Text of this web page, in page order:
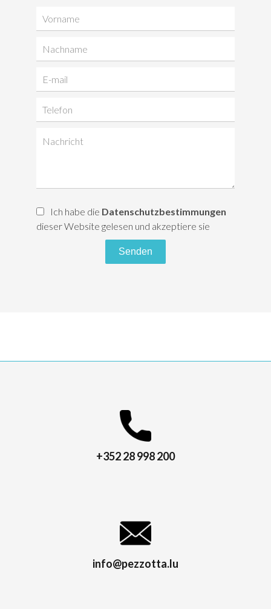
Ich habe die Datenschutzbestimmungen
dieser Website gelesen und akzeptiere sie
Senden
+352 28 998 200
info@pezzotta.lu